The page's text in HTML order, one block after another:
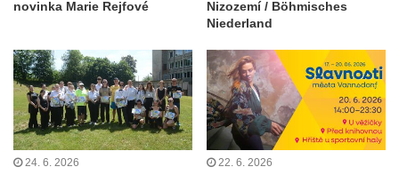
novinka Marie Rejfové
Nizozemí / Böhmisches
Niederland
24. 6. 2026 22. 6. 2026